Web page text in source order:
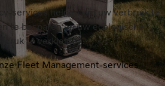
services helpen om uw verbruik te
te besparen en uw ecologische
te verkleinen.
Fleet Management-services